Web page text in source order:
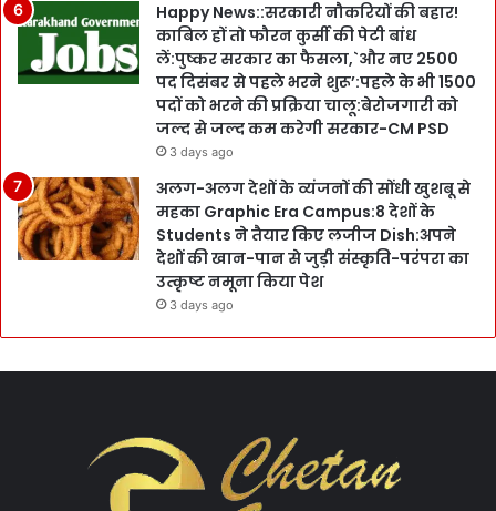
Happy News::सरकारी नौकरियों की बहार!
काबिल हों तो फौरन कुर्सी की पेटी बांध
लें:पुष्कर सरकार का फैसला,`और नए 2500
पद दिसंबर से पहले भरने शुरू’:पहले के भी 1500
पदों को भरने की प्रक्रिया चालू:बेरोजगारी को
जल्द से जल्द कम करेगी सरकार-CM PSD
3 days ago
अलग-अलग देशों के व्यंजनों की सोंधी खुशबू से
महका Graphic Era Campus:8 देशों के
Students ने तैयार किए लजीज Dish:अपने
देशों की खान-पान से जुड़ी संस्कृति-परंपरा का
उत्कृष्ट नमूना किया पेश
3 days ago